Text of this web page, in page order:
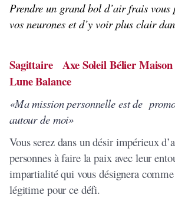
Prendre un grand bol d’air frais vous
vos neurones et d’y voir plus clair
Sagittaire Axe Soleil Bélier
Lune Balance
«Ma mission personnelle est de
autour de moi»
Vous serez dans un désir impérieux
personnes à faire la paix avec leur
impartialité qui vous désignera
légitime pour ce défi.